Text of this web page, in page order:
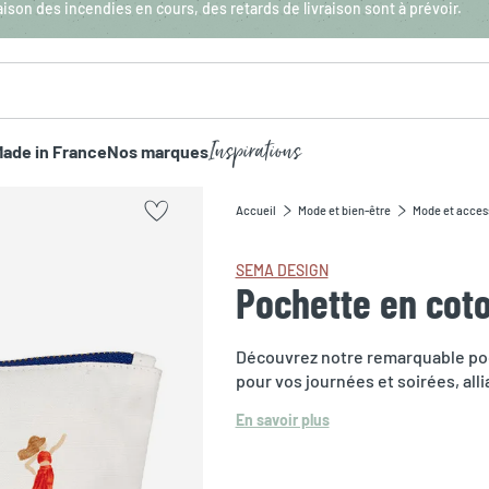
des incendies en cours, des retards de livraison sont à prévoir.
in FranceNos marquesInspirations
Accueil Mode et bien-être Mode et
SEMA DESIGN
Pochette en
Découvrez notre remarquable
pour vos journées et soirées,
En savoir plus